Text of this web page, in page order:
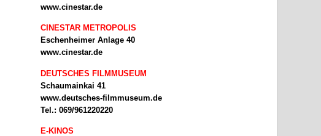
www.cinestar.de
CINESTAR METROPOLIS
Eschenheimer Anlage 40
www.cinestar.de
DEUTSCHES FILMMUSEUM
Schaumainkai 41
www.deutsches-filmmuseum.de
Tel.: 069/961220220
E-KINOS